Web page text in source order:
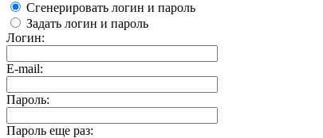
Сгенерировать логин и пароль
Задать логин и пароль
Логин:
E-mail:
Пароль:
Пароль еще раз: